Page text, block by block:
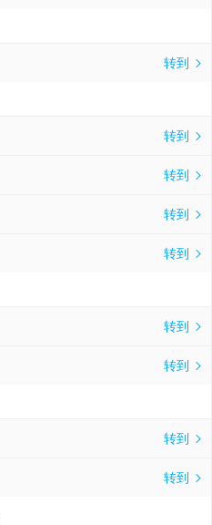
转到 
转到 
转到 
转到 
转到 
转到 
转到 
转到 
转到 